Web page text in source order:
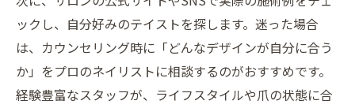
ックし、自分好みのテイストを探します。迷った場合
は、カウンセリング時に「どんなデザインが自分に合う
か」をプロのネイリストに相談するのがおすすめです。
経験豊富なスタッフが、ライフスタイルや爪の状態に合